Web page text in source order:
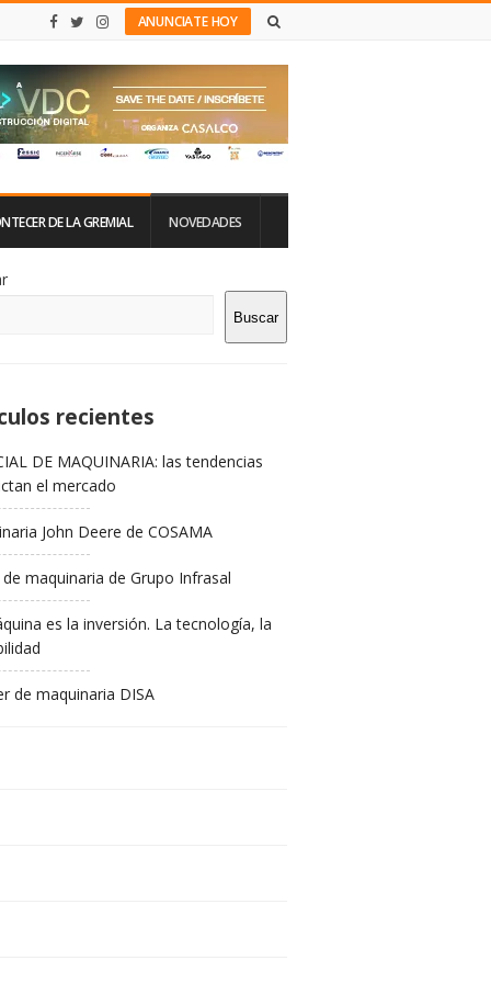
ANUNCIATE HOY
DE LA GREMIAL NOVEDADES
Buscar
recientes
DE MAQUINARIA: las tendencias
el mercado
John Deere de COSAMA
maquinaria de Grupo Infrasal
es la inversión. La tecnología, la
de maquinaria DISA